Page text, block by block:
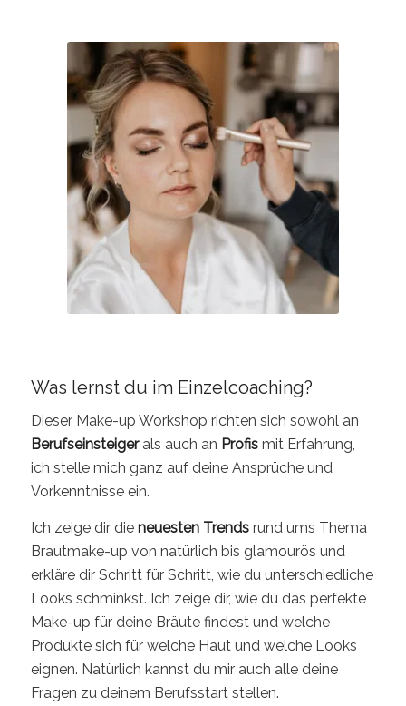
Was lernst du im Einzelcoaching?
Dieser Make-up Workshop richten sich sowohl an
Berufseinsteigerals auch an Profismit Erfahrung,
ich stelle mich ganz auf deine Ansprüche und
Vorkenntnisse ein.
Ich zeige dir die neuesten Trendsrund ums Thema
Brautmake-up von natürlich bis glamourös und
erkläre dir Schritt für Schritt, wie du unterschiedliche
Looks schminkst. Ich zeige dir, wie du das perfekte
Make-up für deine Bräute findest und welche
Produkte sich für welche Haut und welche Looks
eignen. Natürlich kannst du mir auch alle deine
Fragen zu deinem Berufsstart stellen.